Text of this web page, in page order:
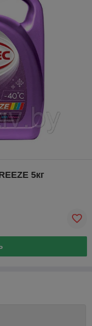
5кг